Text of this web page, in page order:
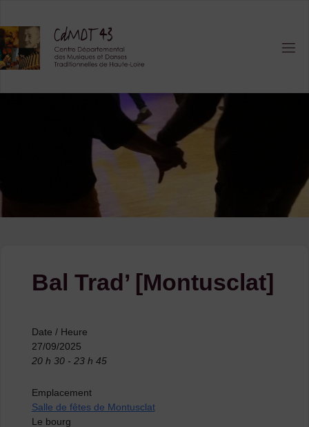
content
Bal Trad’ [Montusclat]
Date / Heure
27/09/2025
20 h 30 - 23 h 45
Emplacement
Salle de fêtes de Montusclat
Le bourg